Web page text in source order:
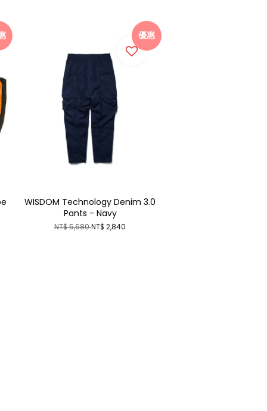
優惠
WISDOM Technology Denim 3.0
Pants - Navy
NT$ 5,680NT$ 2,840